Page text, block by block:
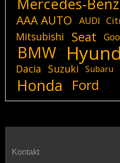
Mercedes-Benz
AAA AUTO
AUDI
Mitsubishi Seat
BMW
Dacia Suzuki Subaru
Honda Ford
Kontakt